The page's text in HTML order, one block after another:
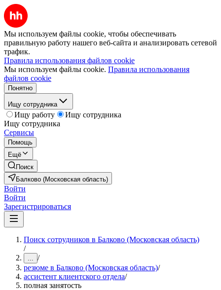
Мы используем файлы cookie, чтобы обеспечивать
правильную работу нашего веб-сайта и анализировать сетевой
трафик.
Правила использования файлов cookie
Мы используем файлы cookie. Правила использования
файлов cookie
Понятно
Ищу сотрудника
Ищу работу
Ищу сотрудника
Ищу сотрудника
Сервисы
Помощь
Ещё
Поиск
Балково (Московская область)
Войти
Войти
Зарегистрироваться
Поиск сотрудников в Балково (Московская область)
/
... /
резюме в Балково (Московская область)/
ассистент клиентского отдела/
полная занятость